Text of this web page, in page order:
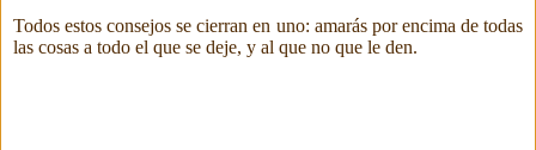
Todos estos consejos se cierran en uno: amarás por encima de todas
las cosas a todo el que se deje, y al que no que le den.